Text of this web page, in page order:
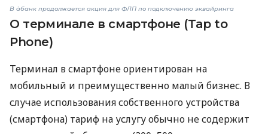
В àбанк продолжается акция для ФЛП по подключению эквайринга
О терминале в смартфоне (Tap to
Phone)
Терминал в смартфоне ориентирован на
мобильный и преимущественно малый бизнес. В
случае использования собственного устройства
(смартфона) тариф на услугу обычно не содержит